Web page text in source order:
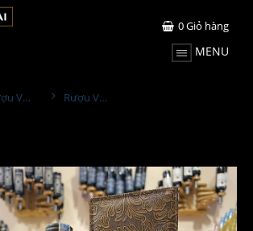
0Giỏ hàng
MENU
Rượu Vang Rượu Vang Flapper Gire Vernice Piedirosso Hộp Da Đơn